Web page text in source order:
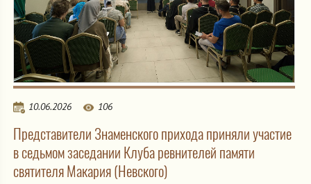
10.06.2026 106
Представители Знаменского прихода приняли участие
в седьмом заседании Клуба ревнителей памяти
святителя Макария (Невского)